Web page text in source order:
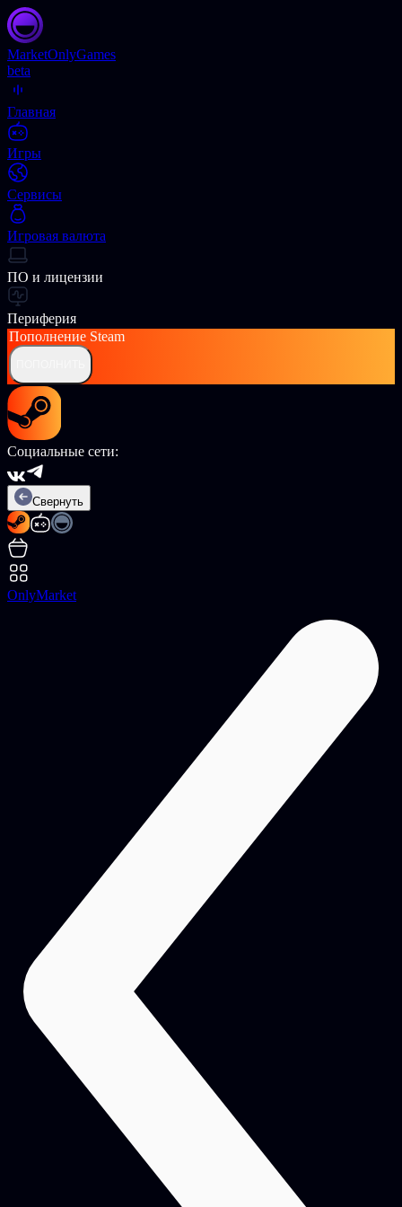
MarketOnlyGames
beta
Главная
Игры
Сервисы
Игровая валюта
ПО и лицензии
Периферия
Пополнение Steam
Социальные сети:
Свернуть
OnlyMarket